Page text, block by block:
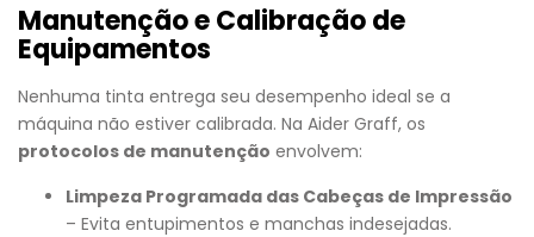
Manutenção e Calibração de
Equipamentos
Nenhuma tinta entrega seu desempenho ideal se a
máquina não estiver calibrada. Na Aider Graff, os
protocolos de manutenção envolvem:
Limpeza Programada das Cabeças de Impressão
– Evita entupimentos e manchas indesejadas.